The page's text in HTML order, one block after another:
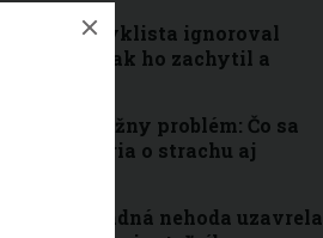
Cyklista ignoroval
závory, vlak ho zachytil a
rieši vážny problém: Čo sa
hovoria o strachu aj
Hromadná nehoda uzavrela